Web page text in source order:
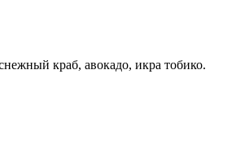
краб, авокадо, икра тобико.